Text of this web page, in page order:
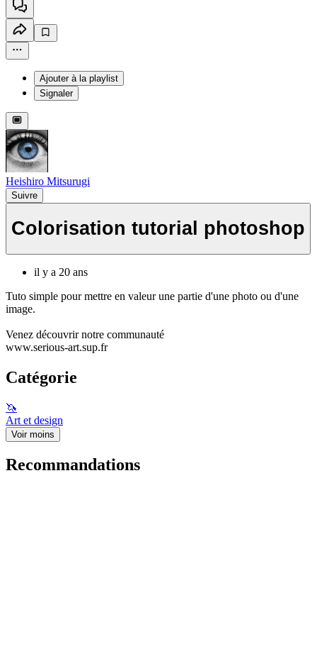
Ajouter à la playlist
Signaler
Heishiro Mitsurugi
Suivre
Colorisation tutorial photoshop
il y a 20 ans
Tuto simple pour mettre en valeur une partie d'une photo ou d'une
image.
Venez découvrir notre communauté
www.serious-art.sup.fr
Catégorie
🦄
Art et design
Voir moins
Recommandations